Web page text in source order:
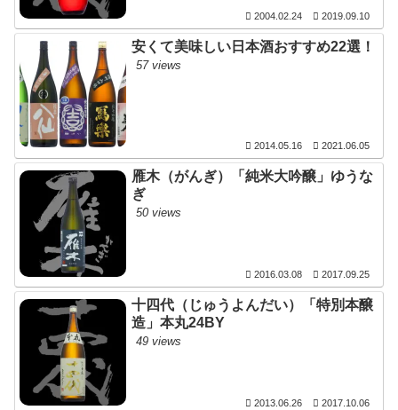
2004.02.24 2019.09.10
安くて美味しい日本酒おすすめ22選！
57 views
2014.05.16 2021.06.05
雁木（がんぎ）「純米大吟醸」ゆうな
ぎ
50 views
2016.03.08 2017.09.25
十四代（じゅうよんだい）「特別本醸
造」本丸24BY
49 views
2013.06.26 2017.10.06